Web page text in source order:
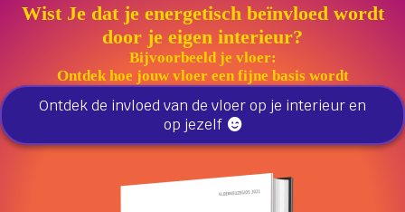
Wist Je dat je energetisch beïnvloed wordt
door je eigen interieur?
Bijvoorbeeld je vloer:
Ontdek hoe jouw vloer een fijne basis wordt
Ontdek de invloed van de vloer op je interieur en
op jezelf